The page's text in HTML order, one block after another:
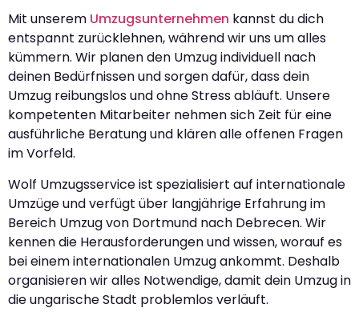
Mit unserem Umzugsunternehmen kannst du dich
entspannt zurücklehnen, während wir uns um alles
kümmern. Wir planen den Umzug individuell nach
deinen Bedürfnissen und sorgen dafür, dass dein
Umzug reibungslos und ohne Stress abläuft. Unsere
kompetenten Mitarbeiter nehmen sich Zeit für eine
ausführliche Beratung und klären alle offenen Fragen
im Vorfeld.
Wolf Umzugsservice ist spezialisiert auf internationale
Umzüge und verfügt über langjährige Erfahrung im
Bereich Umzug von Dortmund nach Debrecen. Wir
kennen die Herausforderungen und wissen, worauf es
bei einem internationalen Umzug ankommt. Deshalb
organisieren wir alles Notwendige, damit dein Umzug in
die ungarische Stadt problemlos verläuft.